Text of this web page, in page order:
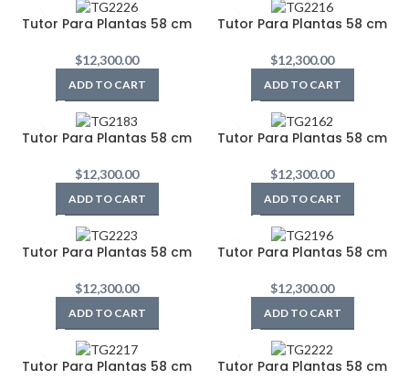
Tutor Para Plantas 58 cm
$12,300.00
ADD TO CART
Tutor Para Plantas 58 cm
$12,300.00
ADD TO CART
Tutor Para Plantas 58 cm
$12,300.00
ADD TO CART
Tutor Para Plantas 58 cm
$12,300.00
ADD TO CART
Tutor Para Plantas 58 cm
$12,300.00
ADD TO CART
Tutor Para Plantas 58 cm
$12,300.00
ADD TO CART
Tutor Para Plantas 58 cm Tutor Para Plantas 58 cm